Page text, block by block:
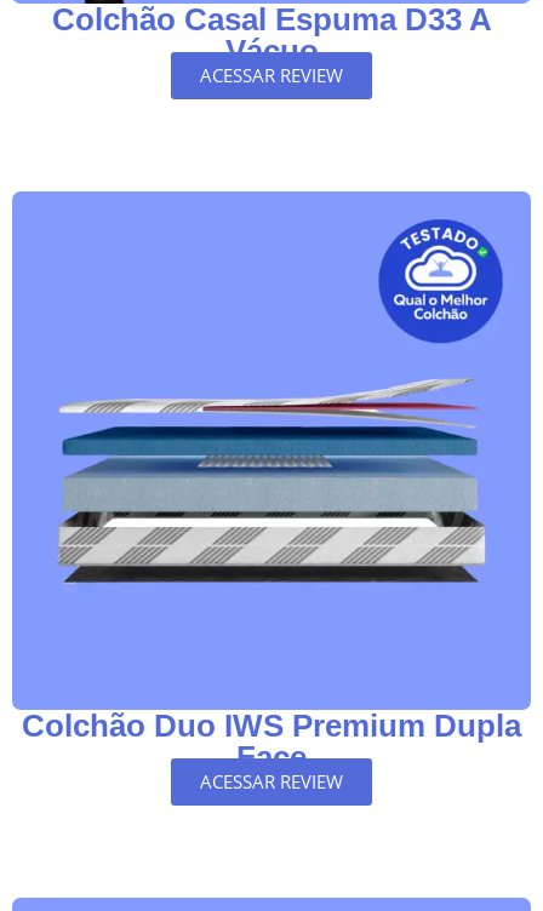
Colchão Casal Espuma D33 A
Vácuo
ACESSAR REVIEW
Colchão Duo IWS Premium Dupla
Face
ACESSAR REVIEW